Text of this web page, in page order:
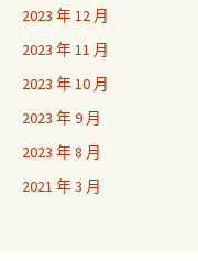
2023 年 12 月
2023 年 11 月
2023 年 10 月
2023 年 9 月
2023 年 8 月
2021 年 3 月